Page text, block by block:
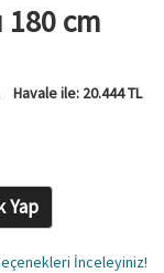
180 cm
Havale ile: 20.444TL
Yap
İnceleyiniz!